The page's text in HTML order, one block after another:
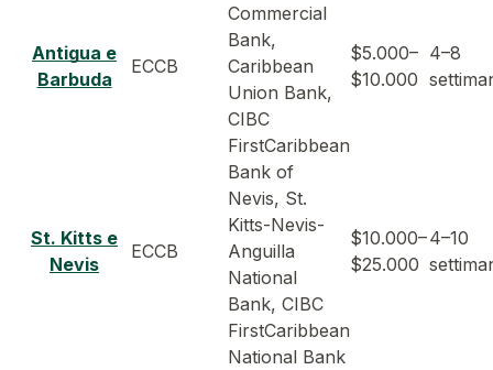
Antigua e
Barbuda
ECCB
Commercial
Bank,
Caribbean
Union Bank,
CIBC
FirstCaribbean
$5.000–
$10.000
4–8
St. Kitts e
Nevis
ECCB
Bank of
Nevis, St.
Kitts-Nevis-
Anguilla
National
Bank, CIBC
FirstCaribbean
$10.000–
$25.000
4–10
National Bank